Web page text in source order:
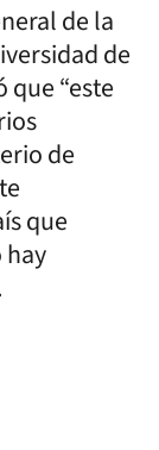
de la
de
que “este
de
que
hay